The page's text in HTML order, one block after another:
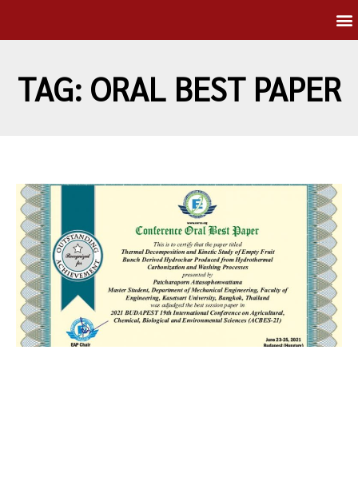
TAG: ORAL BEST PAPER